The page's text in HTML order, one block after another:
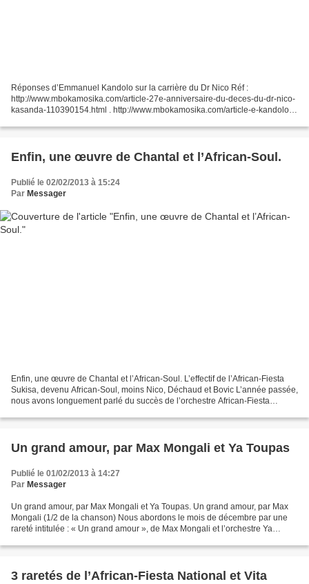
Réponses d’Emmanuel Kandolo sur la carrière du Dr Nico Réf :
http://www.mbokamosika.com/article-27e-anniversaire-du-deces-du-dr-nico-
kasanda-110390154.html . http://www.mbokamosika.com/article-e-kandolo-
Enfin, une œuvre de Chantal et l’African-Soul.
Publié le 02/02/2013 à 15:24
Par Messager
Enfin, une œuvre de Chantal et l’African-Soul. L’effectif de l’African-Fiesta
Sukisa, devenu African-Soul, moins Nico, Déchaud et Bovic L’année passée,
nous avons longuement parlé du succès de l’orchestre African-Fiesta
Un grand amour, par Max Mongali et Ya Toupas
Publié le 01/02/2013 à 14:27
Par Messager
Un grand amour, par Max Mongali et Ya Toupas. Un grand amour, par Max
Mongali (1/2 de la chanson) Nous abordons le mois de décembre par une
rareté intitulée : « Un grand amour », de Max Mongali et l’orchestre Ya
3 raretés de l’African-Fiesta National et Vita